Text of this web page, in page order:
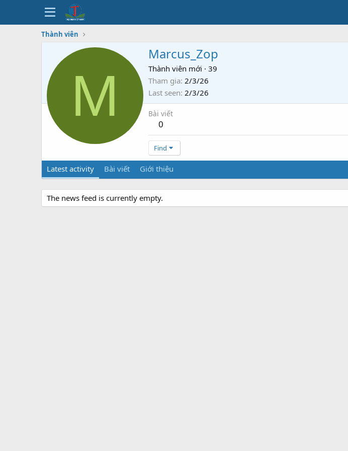
Thành viên
M
Marcus_Zop
Thành viên mới · 39
Tham gia 2/3/26
Last seen 2/3/26
Bài viết
0
Find
Latest activity Bài viết Giới thiệu
The news feed is currently empty.